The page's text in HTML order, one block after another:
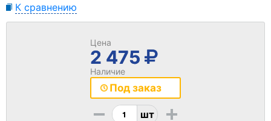
К сравнению
Цена
2 475
Наличие
Под заказ
- шт +